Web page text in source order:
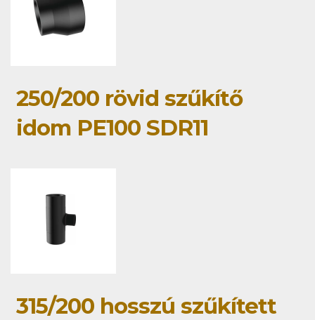
250/200 rövid szűkítő
idom PE100 SDR11
315/200 hosszú szűkített